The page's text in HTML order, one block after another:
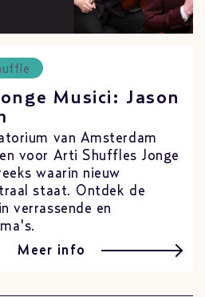
Musici: Jason
van Amsterdam
voor Arti Shuffles Jonge
waarin nieuw
staat. Ontdek de
verrassende en
Meer info